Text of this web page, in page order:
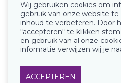
Onze
Wij gebruiken cookies om
gebruik van onze website
inhoud te verbeteren. Door
“accepteren“ te klikken
en gebruik van al onze
informatie verwijzen wij je
ACCEPTEREN